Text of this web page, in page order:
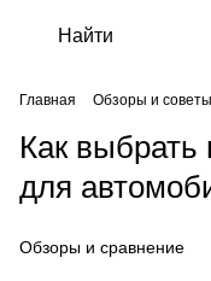
Главная Обзоры и советы
Как выбрать
для
Обзоры и сравнение